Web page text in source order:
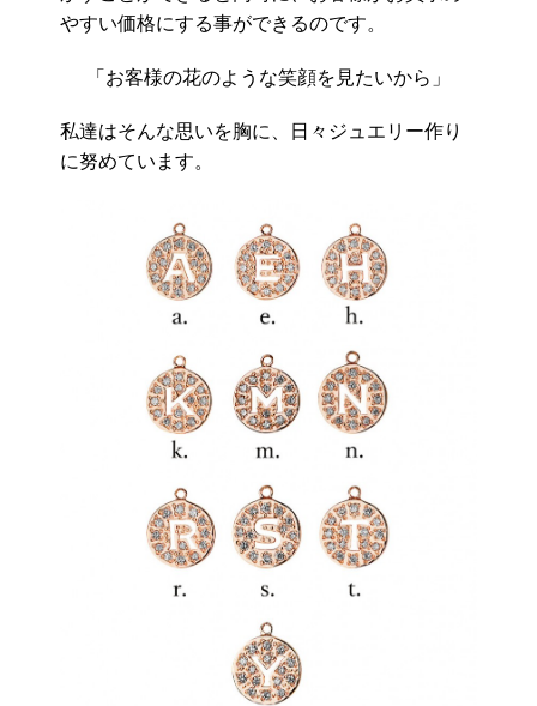
やすい価格にする事ができるのです。
「お客様の花のような笑顔を見たいから」
私達はそんな思いを胸に、日々ジュエリー作り
に努めています。